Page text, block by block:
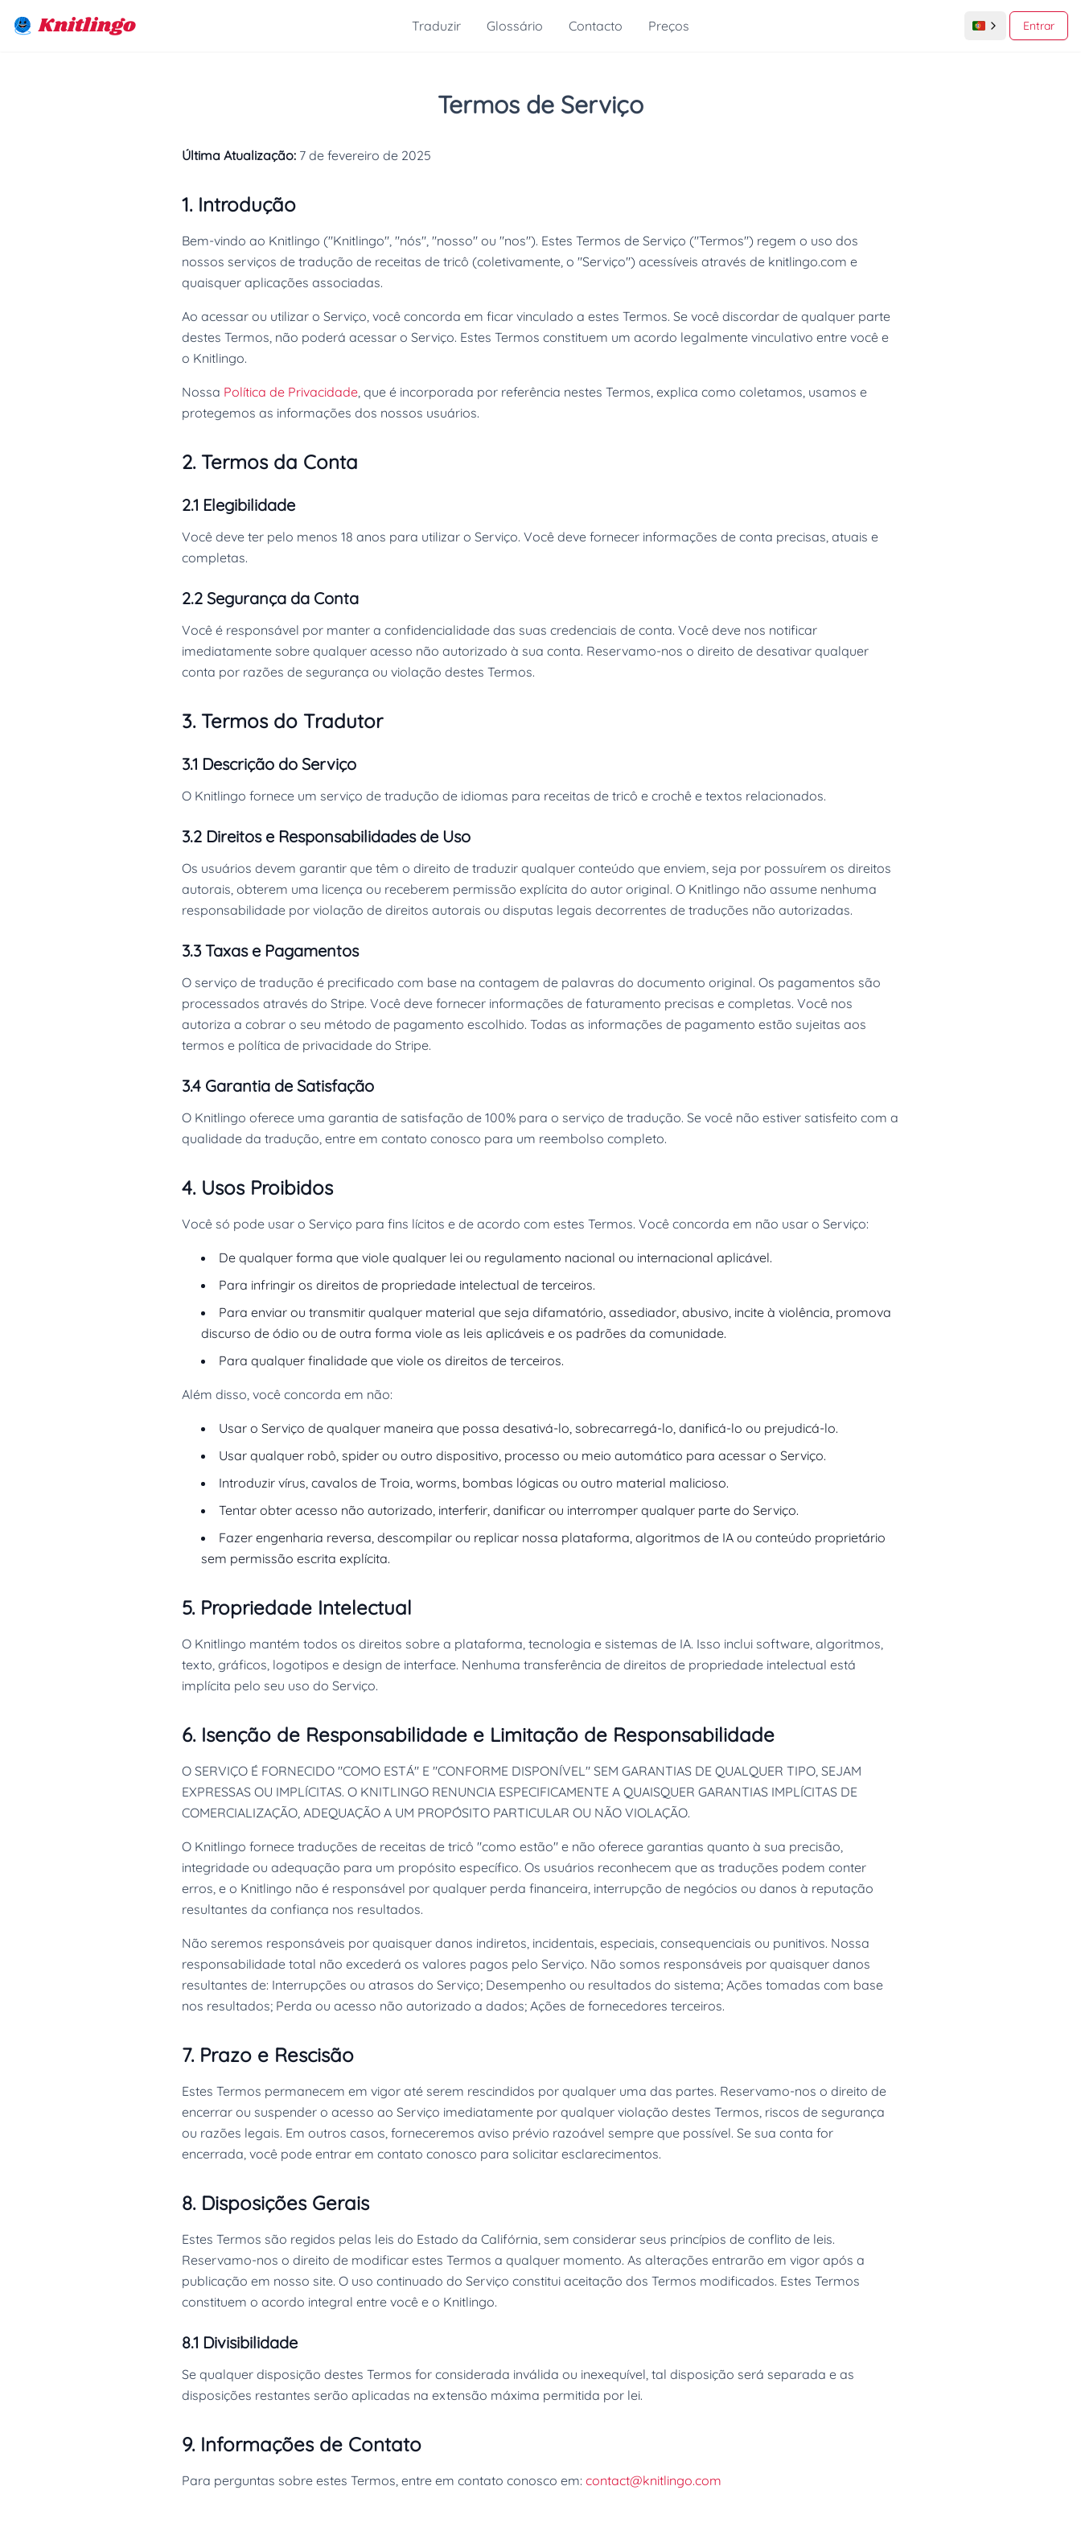
Knitlingo Traduzir Glossário Contacto Preços Entrar
Termos de Serviço
Última Atualização:7 de fevereiro de 2025
1. Introdução
Bem-vindo ao Knitlingo ("Knitlingo", "nós", "nosso" ou "nos"). Estes Termos de Serviço ("Termos") regem o uso dos
nossos serviços de tradução de receitas de tricô (coletivamente, o "Serviço") acessíveis através de knitlingo.com e
quaisquer aplicações associadas.
Ao acessar ou utilizar o Serviço, você concorda em ficar vinculado a estes Termos. Se você discordar de qualquer parte
destes Termos, não poderá acessar o Serviço. Estes Termos constituem um acordo legalmente vinculativo entre você e
o Knitlingo.
Nossa Política de Privacidade, que é incorporada por referência nestes Termos, explica como coletamos, usamos e
protegemos as informações dos nossos usuários.
2. Termos da Conta
2.1 Elegibilidade
Você deve ter pelo menos 18 anos para utilizar o Serviço. Você deve fornecer informações de conta precisas, atuais e
completas.
2.2 Segurança da Conta
Você é responsável por manter a confidencialidade das suas credenciais de conta. Você deve nos notificar
imediatamente sobre qualquer acesso não autorizado à sua conta. Reservamo-nos o direito de desativar qualquer
conta por razões de segurança ou violação destes Termos.
3. Termos do Tradutor
3.1 Descrição do Serviço
O Knitlingo fornece um serviço de tradução de idiomas para receitas de tricô e crochê e textos relacionados.
3.2 Direitos e Responsabilidades de Uso
Os usuários devem garantir que têm o direito de traduzir qualquer conteúdo que enviem, seja por possuírem os direitos
autorais, obterem uma licença ou receberem permissão explícita do autor original. O Knitlingo não assume nenhuma
responsabilidade por violação de direitos autorais ou disputas legais decorrentes de traduções não autorizadas.
3.3 Taxas e Pagamentos
O serviço de tradução é precificado com base na contagem de palavras do documento original. Os pagamentos são
processados através do Stripe. Você deve fornecer informações de faturamento precisas e completas. Você nos
autoriza a cobrar o seu método de pagamento escolhido. Todas as informações de pagamento estão sujeitas aos
termos e política de privacidade do Stripe.
3.4 Garantia de Satisfação
O Knitlingo oferece uma garantia de satisfação de 100% para o serviço de tradução. Se você não estiver satisfeito com a
qualidade da tradução, entre em contato conosco para um reembolso completo.
4. Usos Proibidos
Você só pode usar o Serviço para fins lícitos e de acordo com estes Termos. Você concorda em não usar o Serviço:
De qualquer forma que viole qualquer lei ou regulamento nacional ou internacional aplicável.
Para infringir os direitos de propriedade intelectual de terceiros.
Para enviar ou transmitir qualquer material que seja difamatório, assediador, abusivo, incite à violência, promova
discurso de ódio ou de outra forma viole as leis aplicáveis e os padrões da comunidade.
Para qualquer finalidade que viole os direitos de terceiros.
Além disso, você concorda em não:
Usar o Serviço de qualquer maneira que possa desativá-lo, sobrecarregá-lo, danificá-lo ou prejudicá-lo.
Usar qualquer robô, spider ou outro dispositivo, processo ou meio automático para acessar o Serviço.
Introduzir vírus, cavalos de Troia, worms, bombas lógicas ou outro material malicioso.
Tentar obter acesso não autorizado, interferir, danificar ou interromper qualquer parte do Serviço.
Fazer engenharia reversa, descompilar ou replicar nossa plataforma, algoritmos de IA ou conteúdo proprietário
sem permissão escrita explícita.
5. Propriedade Intelectual
O Knitlingo mantém todos os direitos sobre a plataforma, tecnologia e sistemas de IA. Isso inclui software, algoritmos,
texto, gráficos, logotipos e design de interface. Nenhuma transferência de direitos de propriedade intelectual está
implícita pelo seu uso do Serviço.
6. Isenção de Responsabilidade e Limitação de Responsabilidade
O SERVIÇO É FORNECIDO "COMO ESTÁ" E "CONFORME DISPONÍVEL" SEM GARANTIAS DE QUALQUER TIPO, SEJAM
EXPRESSAS OU IMPLÍCITAS. O KNITLINGO RENUNCIA ESPECIFICAMENTE A QUAISQUER GARANTIAS IMPLÍCITAS DE
COMERCIALIZAÇÃO, ADEQUAÇÃO A UM PROPÓSITO PARTICULAR OU NÃO VIOLAÇÃO.
O Knitlingo fornece traduções de receitas de tricô "como estão" e não oferece garantias quanto à sua precisão,
integridade ou adequação para um propósito específico. Os usuários reconhecem que as traduções podem conter
erros, e o Knitlingo não é responsável por qualquer perda financeira, interrupção de negócios ou danos à reputação
resultantes da confiança nos resultados.
Não seremos responsáveis por quaisquer danos indiretos, incidentais, especiais, consequenciais ou punitivos. Nossa
responsabilidade total não excederá os valores pagos pelo Serviço. Não somos responsáveis por quaisquer danos
resultantes de: Interrupções ou atrasos do Serviço; Desempenho ou resultados do sistema; Ações tomadas com base
nos resultados; Perda ou acesso não autorizado a dados; Ações de fornecedores terceiros.
7. Prazo e Rescisão
Estes Termos permanecem em vigor até serem rescindidos por qualquer uma das partes. Reservamo-nos o direito de
encerrar ou suspender o acesso ao Serviço imediatamente por qualquer violação destes Termos, riscos de segurança
ou razões legais. Em outros casos, forneceremos aviso prévio razoável sempre que possível. Se sua conta for
encerrada, você pode entrar em contato conosco para solicitar esclarecimentos.
8. Disposições Gerais
Estes Termos são regidos pelas leis do Estado da Califórnia, sem considerar seus princípios de conflito de leis.
Reservamo-nos o direito de modificar estes Termos a qualquer momento. As alterações entrarão em vigor após a
publicação em nosso site. O uso continuado do Serviço constitui aceitação dos Termos modificados. Estes Termos
constituem o acordo integral entre você e o Knitlingo.
8.1 Divisibilidade
Se qualquer disposição destes Termos for considerada inválida ou inexequível, tal disposição será separada e as
disposições restantes serão aplicadas na extensão máxima permitida por lei.
9. Informações de Contato
Para perguntas sobre estes Termos, entre em contato conosco em: contact@knitlingo.com